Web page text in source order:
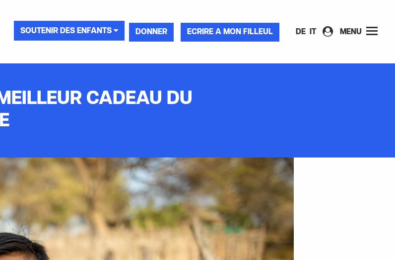
SOUTENIR DES ENFANTS DONNER ECRIRE A MON FILLEUL DE IT MENU
CADEAU DU